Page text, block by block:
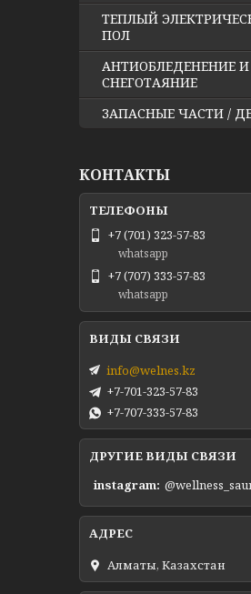
ТЕПЛЫЙ
ПОЛ
АНТИОБЛЕДЕНЕНИЕ И
СНЕГОТАЯНИЕ
ЗАПАСНЫЕ ЧАСТИ /
КОНТАКТЫ
+7 (701) 323-57-83
whatsapp
+7 (707) 333-57-83
whatsapp
info@welnes.kz
+7-701-323-57-83
+7-707-333-57-83
ДРУГИЕ ВИДЫ СВЯЗИ
instagram
Алматы, Казахстан